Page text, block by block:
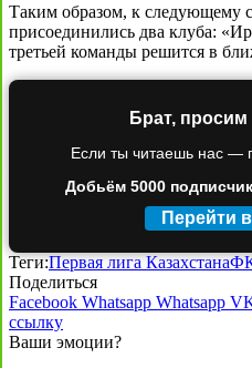
Таким образом, к следующему
присоединились два клуба:
третьей команды решится в
Брат,
Если ты читаешь нас —
Добьём 5000
Перейти
Теги:Первая лига Казахстана
Поделиться
Facebook Whatsapp Whatsapp
ссылку
Ваши эмоции?